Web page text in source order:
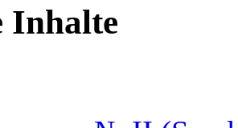
Inhalte